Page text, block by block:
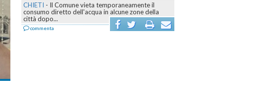
CHIETI - Il Comune vieta temporaneamente il
consumo diretto dell'acqua in alcune zone della
città dopo...
commenta